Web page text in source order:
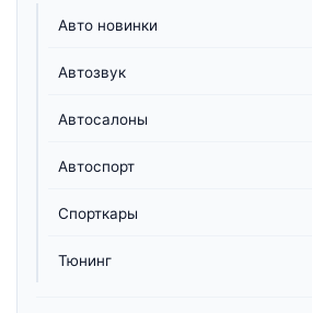
Авто новинки
Автозвук
Автосалоны
Автоспорт
Спорткары
Тюнинг